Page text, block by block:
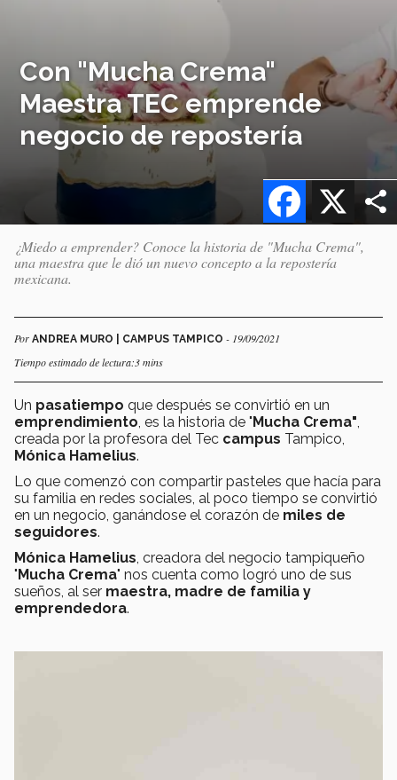
Con "Mucha Crema"
Maestra TEC emprende
negocio de repostería
X
Facebook
¿Miedo a emprender? Conoce la historia de "Mucha Crema",
una maestra que le dió un nuevo concepto a la repostería
mexicana.
Por ANDREA MURO | CAMPUS TAMPICO - 19/09/2021
Tiempo estimado de lectura:3 mins
Un pasatiempo que después se convirtió en un
emprendimiento , es la historia de "Mucha Crema"
creada por la profesora del Tec campus Tampico,
Mónica Hamelius.
Lo que comenzó con compartir pasteles que hacía para
su familia en redes sociales, al poco tiempo se convirtió
en un negocio, ganándose el corazón de miles de
seguidores.
Mónica Hamelius , creadora del negocio tampiqueño
"Mucha Crema" nos cuenta como logró uno de sus
sueños, al ser maestra, madre de familia y
emprendedora.